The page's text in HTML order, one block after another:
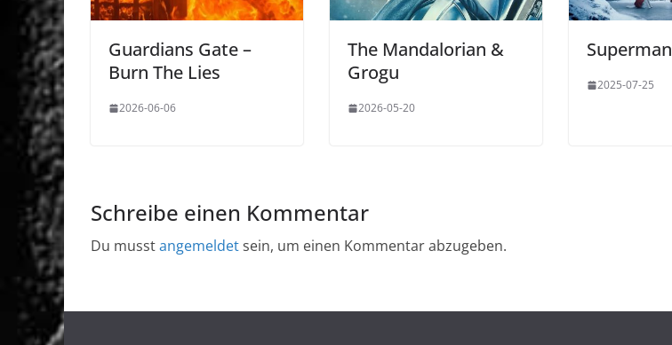
Guardians Gate –
Burn The Lies
2026-06-06
The Mandalorian &
Grogu
2026-05-20
Superman
2025-07-25
Schreibe einen Kommentar
Du musstangemeldetsein, um einen Kommentar abzugeben.